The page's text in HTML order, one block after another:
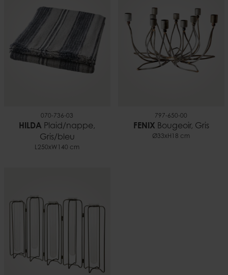
5706294129216
Documents
Bougies et sécurité.pdf
0,09 kg
070-736-03
HILDA Plaid/nappe,
Gris/bleu
L250xW140 cm
797-650-00
FENIX Bougeoir, Gris
Ø33xH18 cm